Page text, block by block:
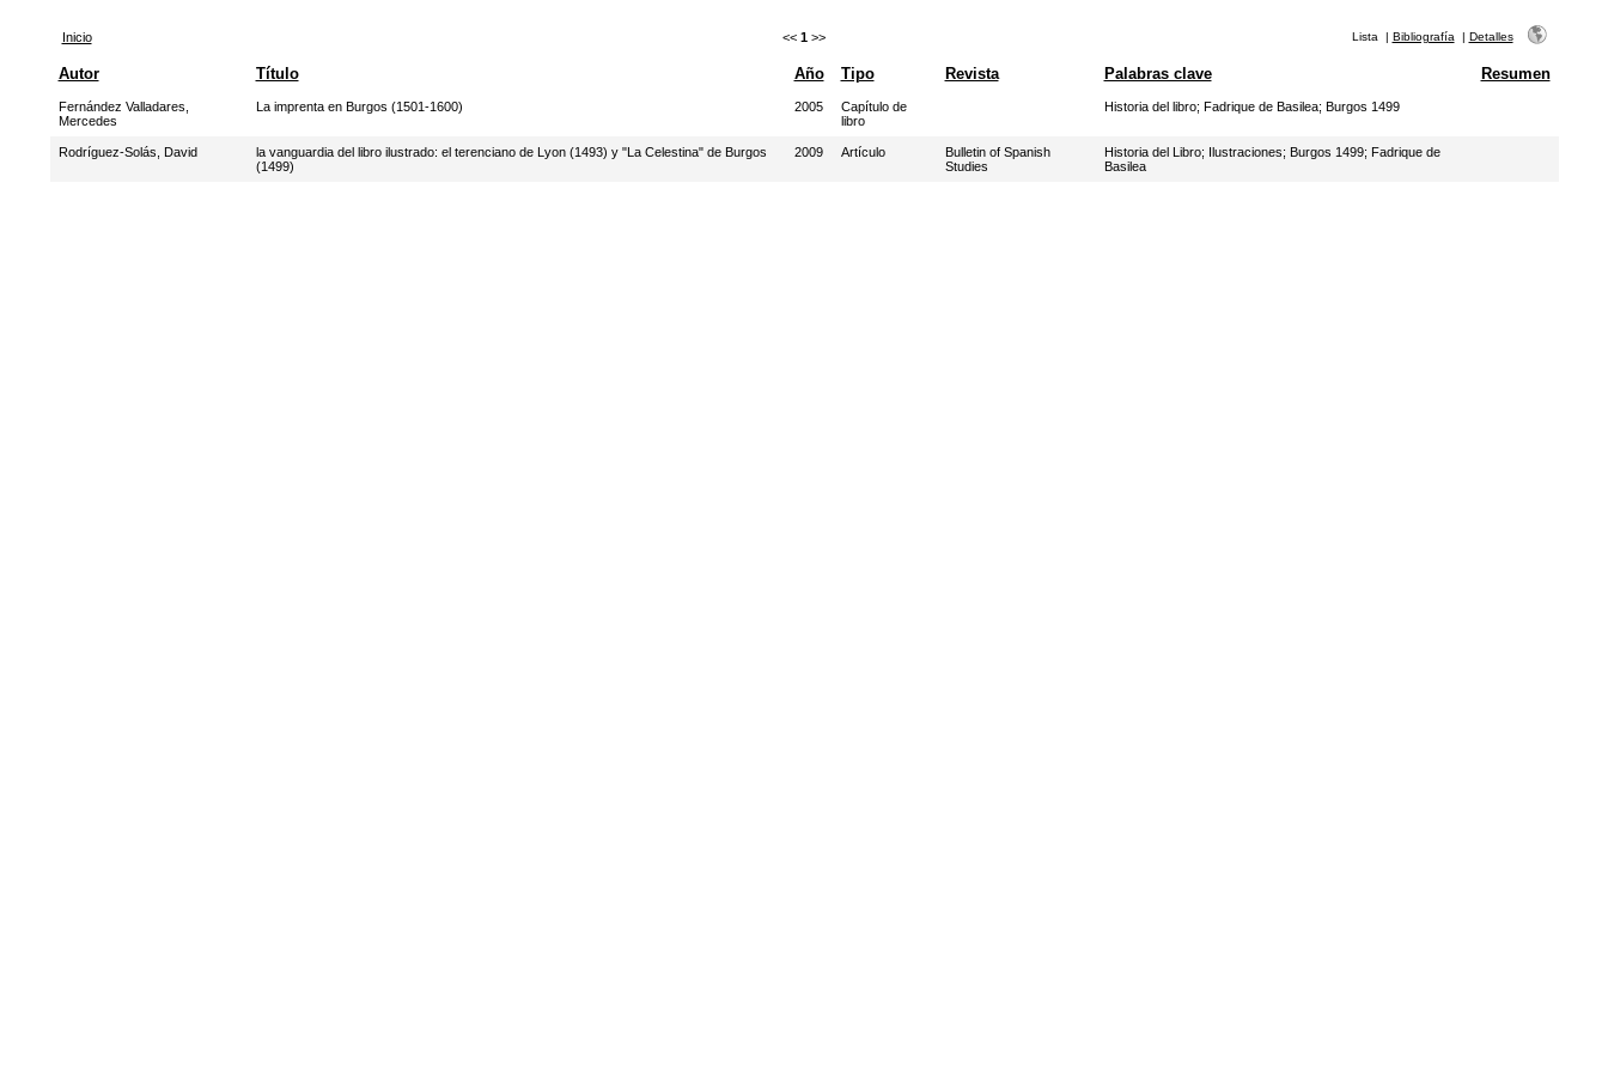
Inicio << 1 >> Lista | Bibliografía | Detalles
Autor Título Año Tipo Revista Palabras clave Resumen
Fernández Valladares,
Mercedes
La imprenta en Burgos (1501-1600) 2005
Capítulo de
libro
Historia del libro; Fadrique de Basilea; Burgos 1499
Rodríguez-Solás, David
la vanguardia del libro ilustrado: el terenciano de Lyon (1493) y "La Celestina" de Burgos
(1499)
2009 Artículo
Bulletin of Spanish
Studies
Historia del Libro; Ilustraciones; Burgos 1499; Fadrique de
Basilea